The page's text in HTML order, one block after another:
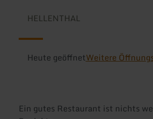
HELLENTHAL
Heute geöffnetWeitere
Ein gutes Restaurant ist nichts